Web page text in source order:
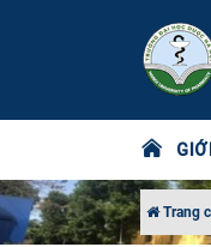
Trang